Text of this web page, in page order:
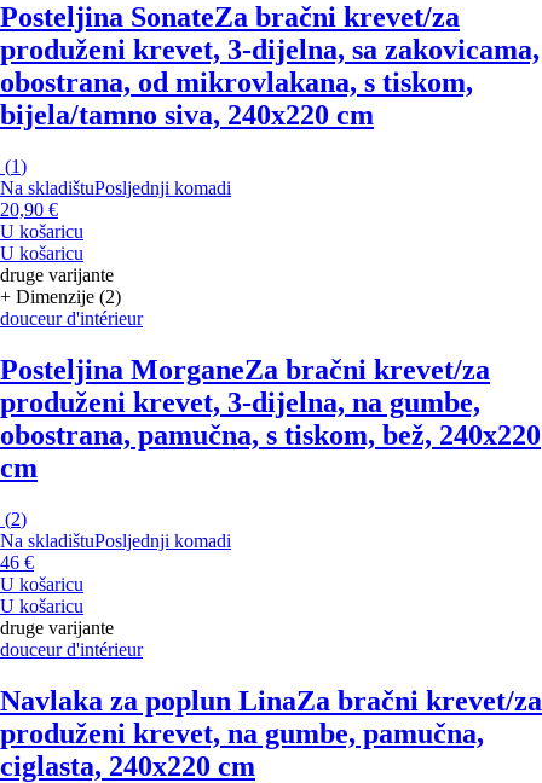
Posteljina SonateZa bračni krevet/za
produženi krevet, 3-dijelna, sa zakovicama,
obostrana, od mikrovlakana, s tiskom,
bijela/tamno siva, 240x220 cm
(1)
Na skladištuPosljednji komadi
20,90 €
U košaricu
U košaricu
druge varijante
+ Dimenzije (2)
douceur d'intérieur
Posteljina MorganeZa bračni krevet/za
produženi krevet, 3-dijelna, na gumbe,
obostrana, pamučna, s tiskom, bež, 240x220
cm
(2)
Na skladištuPosljednji komadi
46 €
U košaricu
U košaricu
druge varijante
douceur d'intérieur
Navlaka za poplun LinaZa bračni krevet/za
produženi krevet, na gumbe, pamučna,
ciglasta, 240x220 cm